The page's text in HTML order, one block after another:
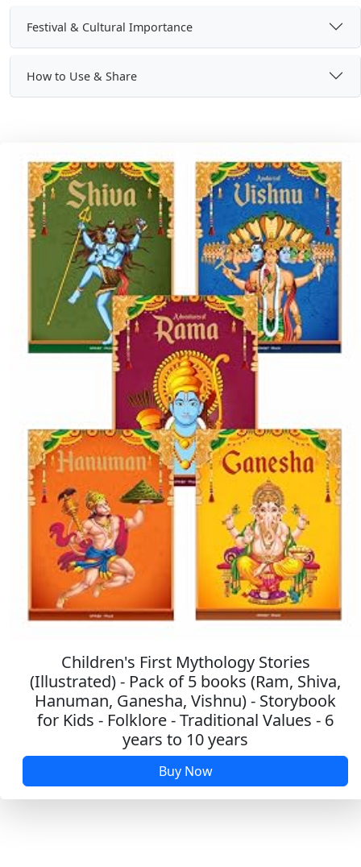
ધારા નગરથી ઉતર્યા અંબે માં
ધીરે ધીરે ચુંદડીયે રંગ લાગ્યો
પંખીડા રે ઊડી ને જાજો પાવાગઢ રે..
પડવેથી પહેલુ માનું નોરતુ જી રે
પાવલી લઈને હું તો પાવાગઢ ગઈતી
પાવામાં પાવો વાગ્યો હો મા
પીળી મટુડી લાવીયા ને
પ્રથમ સરસ્વતીને ગુણપત લાગુ પાય
ફૂલ ગજરો રે મારો હીર ગજરો
મંગલ દિવડાની મંગલ જ્યોતે
મઢડે આવો મોગલમાં
મા તારા ઉંચા મંદિર નીચા મોલ
મા તું પાવાની પટરાણી
મા પાવા તે ગઢ થી ઉતર્યા મહાકાળી રે
માં તારા આશીર્વાદ મને બહુ ફળ્યાં
માંને પહેલુ તે નોરતુ પડવેથી
માએ ગરબો કોરાવ્યો
માડી તારા મંદિરીયામાં ઘંટારવ ગાજે
માનો ગરબો રે રમે રાજ
Festival & Cultural Importance
How to Use & Share
Children's First Mythology Stories
(Illustrated) - Pack of 5 books (Ram, Shiva,
Hanuman, Ganesha, Vishnu) - Storybook
for Kids - Folklore - Traditional Values - 6
years to 10 years
Buy Now